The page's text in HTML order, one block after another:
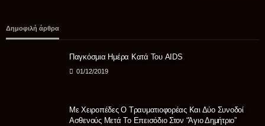
ΠΡΟΚΗΡΥΞΗ ΚΥΠΕΛΛΟΥ 2026-2027. ΔΗΛΩΣΗ
ΣΥΜΜΕΤΟΧΗΣ ΠΡΩΤΑΘΛΗΜΑΤΟΣ 2026-2027. ΔΗΛΩΣΗ
Δημοφιλή άρθρα
Παγκόσμια Ημέρα Κατά Του AIDS
01/12/2019
Με Χειροπέδες Ο Τραυματιοφορέας Και Δύο Συνοδοί
Ασθενούς Μετά Το Επεισόδιο Στον “Άγιο Δημήτριο”